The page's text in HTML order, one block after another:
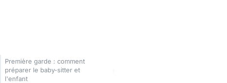
Première garde : comment
préparer le baby-sitter et
l'enfant